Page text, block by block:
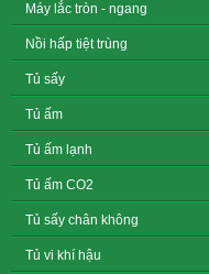
Máy lắc tròn - ngang
Nồi hấp tiệt trùng
Tủ sấy
Tủ ấm
Tủ ấm lạnh
Tủ ấm CO2
Tủ sấy chân không
Tủ vi khí hậu